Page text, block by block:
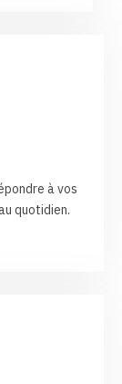
à vos
quotidien.